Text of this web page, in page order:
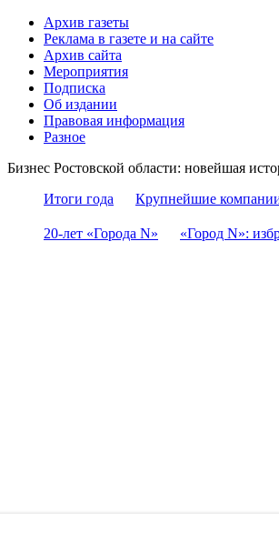
Архив газеты
Реклама в газете и на сайте
Архив сайта
Мероприятия
Подписка
Об издании
Правовая информация
Разное
Бизнес Ростовской области: новейшая
Итоги года
Крупнейшие
20-лет «Города N» «Город N»: